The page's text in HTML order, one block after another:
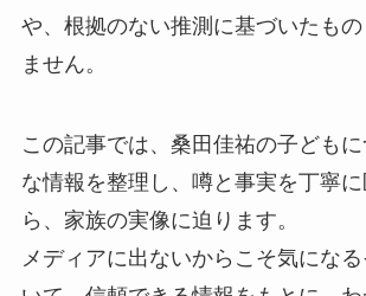
や、根拠のない推測に基づいたもの
ません。
この記事では、桑田佳祐の子ども
な情報を整理し、噂と事実を丁寧
ら、家族の実像に迫ります。
メディアに出ないからこそ気にな